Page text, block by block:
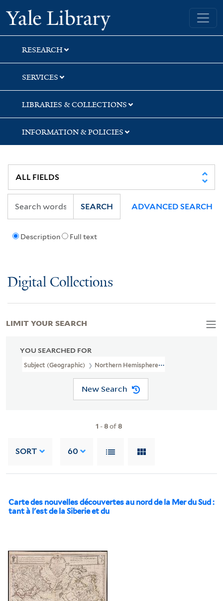
Skip
to
search
Skip
to
main
content
Skip
to
first
result
Yale University Library
RESEARCH
SERVICES
LIBRARIES & COLLECTIONS
INFORMATION & POLICIES
Description Full text
SEARCH ADVANCED SEARCH
Digital Collections
YOU SEARCHED FOR
Subject (Geographic) Northern Hemisphere--Maps--Early Works
New Search
1 -8of8
SORT 60
Carte des nouvelles découvertes au nord de la Mer du Sud :
tant à l'est de la Siberie et du
LIMIT YOUR SEARCH